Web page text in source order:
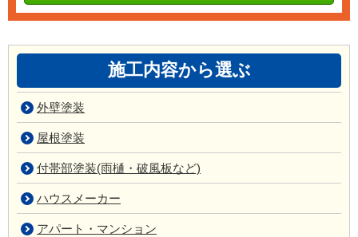
施工内容から選ぶ
外壁塗装
屋根塗装
付帯部塗装(雨樋・破風板など)
ハウスメーカー
アパート・マンション